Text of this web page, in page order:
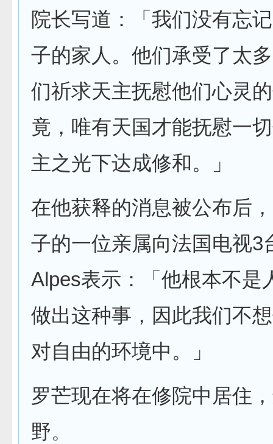
院长写道：「我们没有忘
子的家人。他们承受了太
们祈求天主抚慰他们心灵
竟，唯有天国才能抚慰一
主之光下达成修和。」
在他获释的消息被公布后
子的一位亲属向法国电视3
Alpes表示：「他根本不是
做出这种事，因此我们不
对自由的环境中。」
罗芒现在将在修院中居住
野。